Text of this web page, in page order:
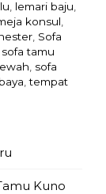
lemari baju
konsul
Sofa
sofa tamu
sofa
,tempat
Kuno